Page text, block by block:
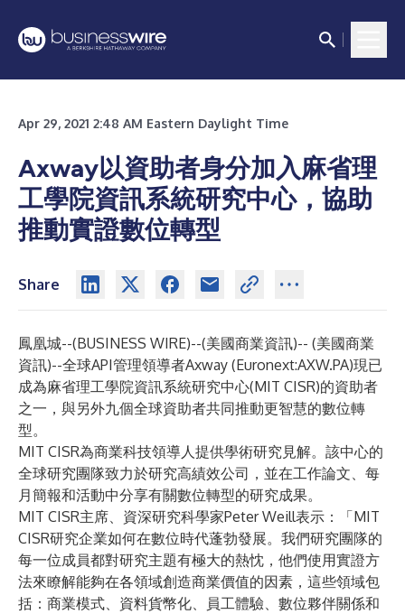
Apr 29, 2021 2:48 AM Eastern Daylight Time
Axway以資助者身分加入麻省理
工學院資訊系統研究中心，協助
推動實證數位轉型
Share
鳳凰城--(BUSINESS WIRE)--(美國商業資訊)-- (美國商業
資訊)--全球API管理領導者Axway (Euronext:AXW.PA)現已
成為麻省理工學院資訊系統研究中心(MIT CISR)的資助者
之一，與另外九個全球資助者共同推動更智慧的數位轉
型。
MIT CISR為商業科技領導人提供學術研究見解。該中心的
全球研究團隊致力於研究高績效公司，並在工作論文、每
月簡報和活動中分享有關數位轉型的研究成果。
MIT CISR主席、資深研究科學家Peter Weill表示：「MIT
CISR研究企業如何在數位時代蓬勃發展。我們研究團隊的
每一位成員都對研究主題有極大的熱忱，他們使用實證方
法來瞭解能夠在各領域創造商業價值的因素，這些領域包
括：商業模式、資料貨幣化、員工體驗、數位夥伴關係和